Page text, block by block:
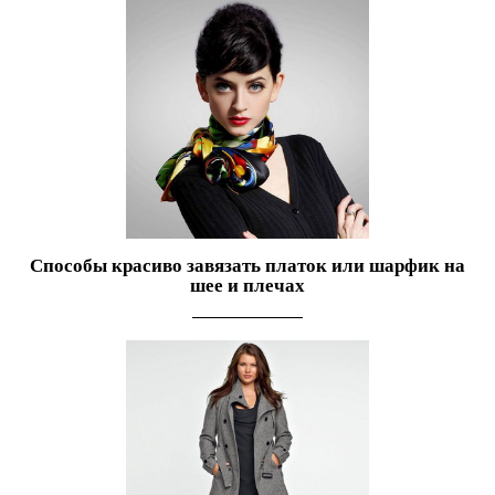
Способы красиво завязать платок или шарфик на
шее и плечах